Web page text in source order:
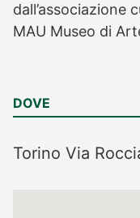
dall’associazione
MAU Museo di
DOVE
Torino Via